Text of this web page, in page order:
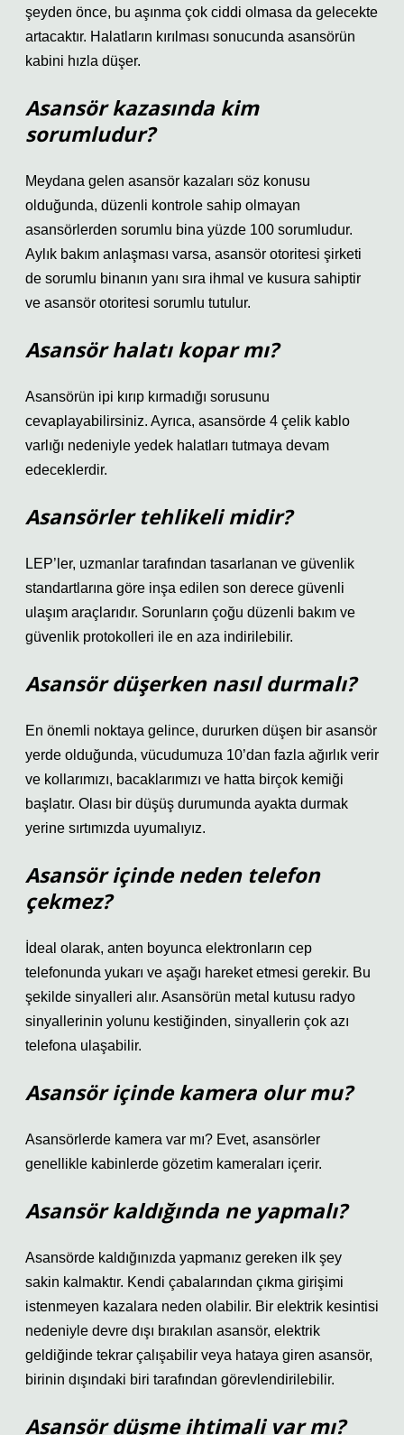
şeyden önce, bu aşınma çok ciddi olmasa da gelecekte
artacaktır. Halatların kırılması sonucunda asansörün
kabini hızla düşer.
Asansör kazasında kim
sorumludur?
Meydana gelen asansör kazaları söz konusu
olduğunda, düzenli kontrole sahip olmayan
asansörlerden sorumlu bina yüzde 100 sorumludur.
Aylık bakım anlaşması varsa, asansör otoritesi şirketi
de sorumlu binanın yanı sıra ihmal ve kusura sahiptir
ve asansör otoritesi sorumlu tutulur.
Asansör halatı kopar mı?
Asansörün ipi kırıp kırmadığı sorusunu
cevaplayabilirsiniz. Ayrıca, asansörde 4 çelik kablo
varlığı nedeniyle yedek halatları tutmaya devam
edeceklerdir.
Asansörler tehlikeli midir?
LEP’ler, uzmanlar tarafından tasarlanan ve güvenlik
standartlarına göre inşa edilen son derece güvenli
ulaşım araçlarıdır. Sorunların çoğu düzenli bakım ve
güvenlik protokolleri ile en aza indirilebilir.
Asansör düşerken nasıl durmalı?
En önemli noktaya gelince, dururken düşen bir asansör
yerde olduğunda, vücudumuza 10’dan fazla ağırlık verir
ve kollarımızı, bacaklarımızı ve hatta birçok kemiği
başlatır. Olası bir düşüş durumunda ayakta durmak
yerine sırtımızda uyumalıyız.
Asansör içinde neden telefon
çekmez?
İdeal olarak, anten boyunca elektronların cep
telefonunda yukarı ve aşağı hareket etmesi gerekir. Bu
şekilde sinyalleri alır. Asansörün metal kutusu radyo
sinyallerinin yolunu kestiğinden, sinyallerin çok azı
telefona ulaşabilir.
Asansör içinde kamera olur mu?
Asansörlerde kamera var mı? Evet, asansörler
genellikle kabinlerde gözetim kameraları içerir.
Asansör kaldığında ne yapmalı?
Asansörde kaldığınızda yapmanız gereken ilk şey
sakin kalmaktır. Kendi çabalarından çıkma girişimi
istenmeyen kazalara neden olabilir. Bir elektrik kesintisi
nedeniyle devre dışı bırakılan asansör, elektrik
geldiğinde tekrar çalışabilir veya hataya giren asansör,
birinin dışındaki biri tarafından görevlendirilebilir.
Asansör düşme ihtimali var mı?